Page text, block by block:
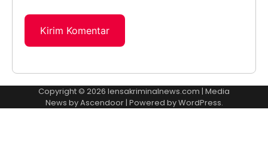
Copyright © 2026 lensakriminalnews.com | Media
News byAscendoor| Powered byWordPress.